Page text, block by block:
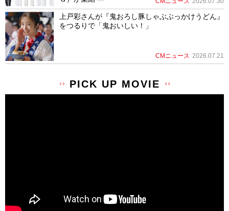
上戸彩さんが『鬼おろし豚しゃぶぶっかけうどん』
をつるりで「鬼おいしい！」
CMニュース 2026.07.21
PICK UP MOVIE